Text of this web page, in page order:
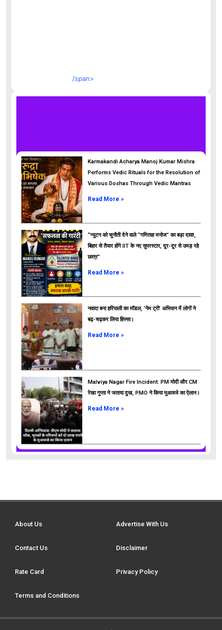
/span>
ads
Karmakandi Acharya Manoj Kumar Mishra
Performs Vedic Rituals for the Resolution of
Various Doshas Through Vedic Mantras
Read More »
“न्यूटन को चुनौती देने वाले “गणितज्ञ मनोज” का बड़ा दावा!,
बिहार से तैयार होंगे IIT के नए सुपरस्टार, दूर-दूर से उमड़ रहे
छात्र”
Read More »
नवादा बना हरियाली का मॉडल, ‘नेम ट्री’ अभियान में लोगों ने
बढ़-चढ़कर लिया हिस्सा।
Read More »
Malviya Nagar Fire Incident: PM मोदी और CM
रेखा गुप्ता ने जताया दुख, PMO ने किया मुआवजे का ऐलान।
Read More »
About Us Advertise With Us
Contact Us Disclaimer
Rate Card Privacy Policy
Terms and Conditions